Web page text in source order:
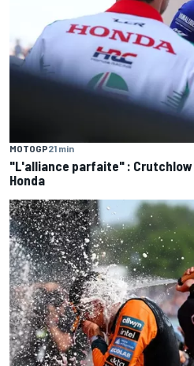
MOTOGP21 min
"L'alliance parfaite" :
Honda